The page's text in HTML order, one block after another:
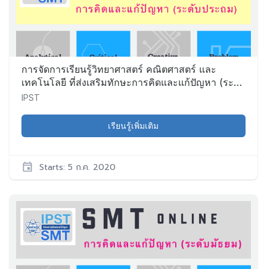
เริ่ม:
พ.ค.
การจัดการเรียนรู้วิทยาศาสตร์ คณิตศาสตร์ และ
เทคโนโลยี ที่ส่งเสริมทักษะการคิดและแก้ปัญหา (ระดับ
ประถมศึกษา)
IPST
เรียนรู้เพิ่มเติม
Starts: 5 ก.ค. 2020
PD002
เริ่ม:
ก.ค.